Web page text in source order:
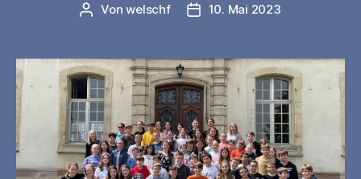
Beitragsautor
Vonwelschf Veröffentlichungsdatum
10. Mai 2023